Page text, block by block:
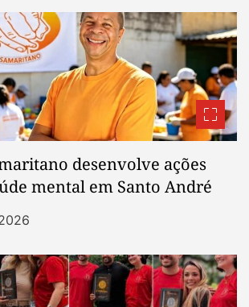
desenvolve ações
mental em Santo André